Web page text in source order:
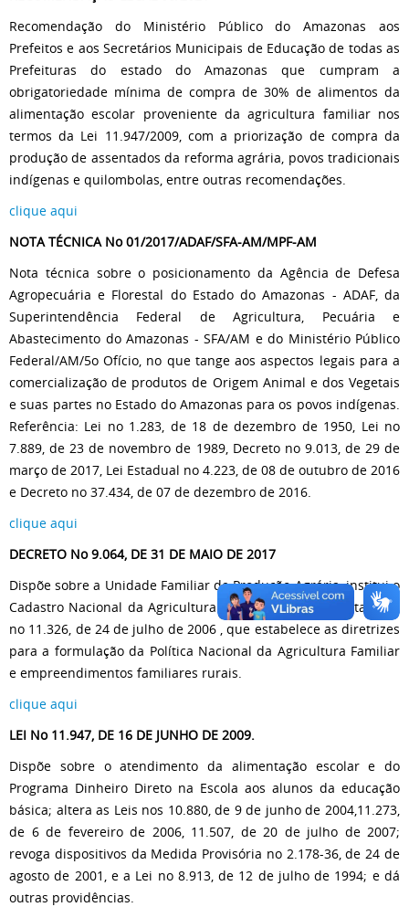
Recomendação do Ministério Público do Amazonas aos
Prefeitos e aos Secretários Municipais de Educação de todas as
Prefeituras do estado do Amazonas que cumpram a
obrigatoriedade mínima de compra de 30% de alimentos da
alimentação escolar proveniente da agricultura familiar nos
termos da Lei 11.947/2009, com a priorização de compra da
produção de assentados da reforma agrária, povos tradicionais
indígenas e quilombolas, entre outras recomendações.
clique aqui
NOTA TÉCNICA No 01/2017/ADAF/SFA-AM/MPF-AM
Nota técnica sobre o posicionamento da Agência de Defesa
Agropecuária e Florestal do Estado do Amazonas - ADAF, da
Superintendência Federal de Agricultura, Pecuária e
Abastecimento do Amazonas - SFA/AM e do Ministério Público
Federal/AM/5o Ofício, no que tange aos aspectos legais para a
comercialização de produtos de Origem Animal e dos Vegetais
e suas partes no Estado do Amazonas para os povos indígenas.
Referência: Lei no 1.283, de 18 de dezembro de 1950, Lei no
7.889, de 23 de novembro de 1989, Decreto no 9.013, de 29 de
março de 2017, Lei Estadual no 4.223, de 08 de outubro de 2016
e Decreto no 37.434, de 07 de dezembro de 2016.
clique aqui
DECRETO No 9.064, DE 31 DE MAIO DE 2017
Dispõe sobre a Unidade Familiar de Produção Agrária, institui o
Cadastro Nacional da Agricultura Familiar e regulamenta a Lei
no 11.326, de 24 de julho de 2006 , que estabelece as diretrizes
para a formulação da Política Nacional da Agricultura Familiar
e empreendimentos familiares rurais.
clique aqui
LEI No 11.947, DE 16 DE JUNHO DE 2009.
Dispõe sobre o atendimento da alimentação escolar e do
Programa Dinheiro Direto na Escola aos alunos da educação
básica; altera as Leis nos 10.880, de 9 de junho de 2004,11.273,
de 6 de fevereiro de 2006, 11.507, de 20 de julho de 2007;
revoga dispositivos da Medida Provisória no 2.178-36, de 24 de
agosto de 2001, e a Lei no 8.913, de 12 de julho de 1994; e dá
outras providências.